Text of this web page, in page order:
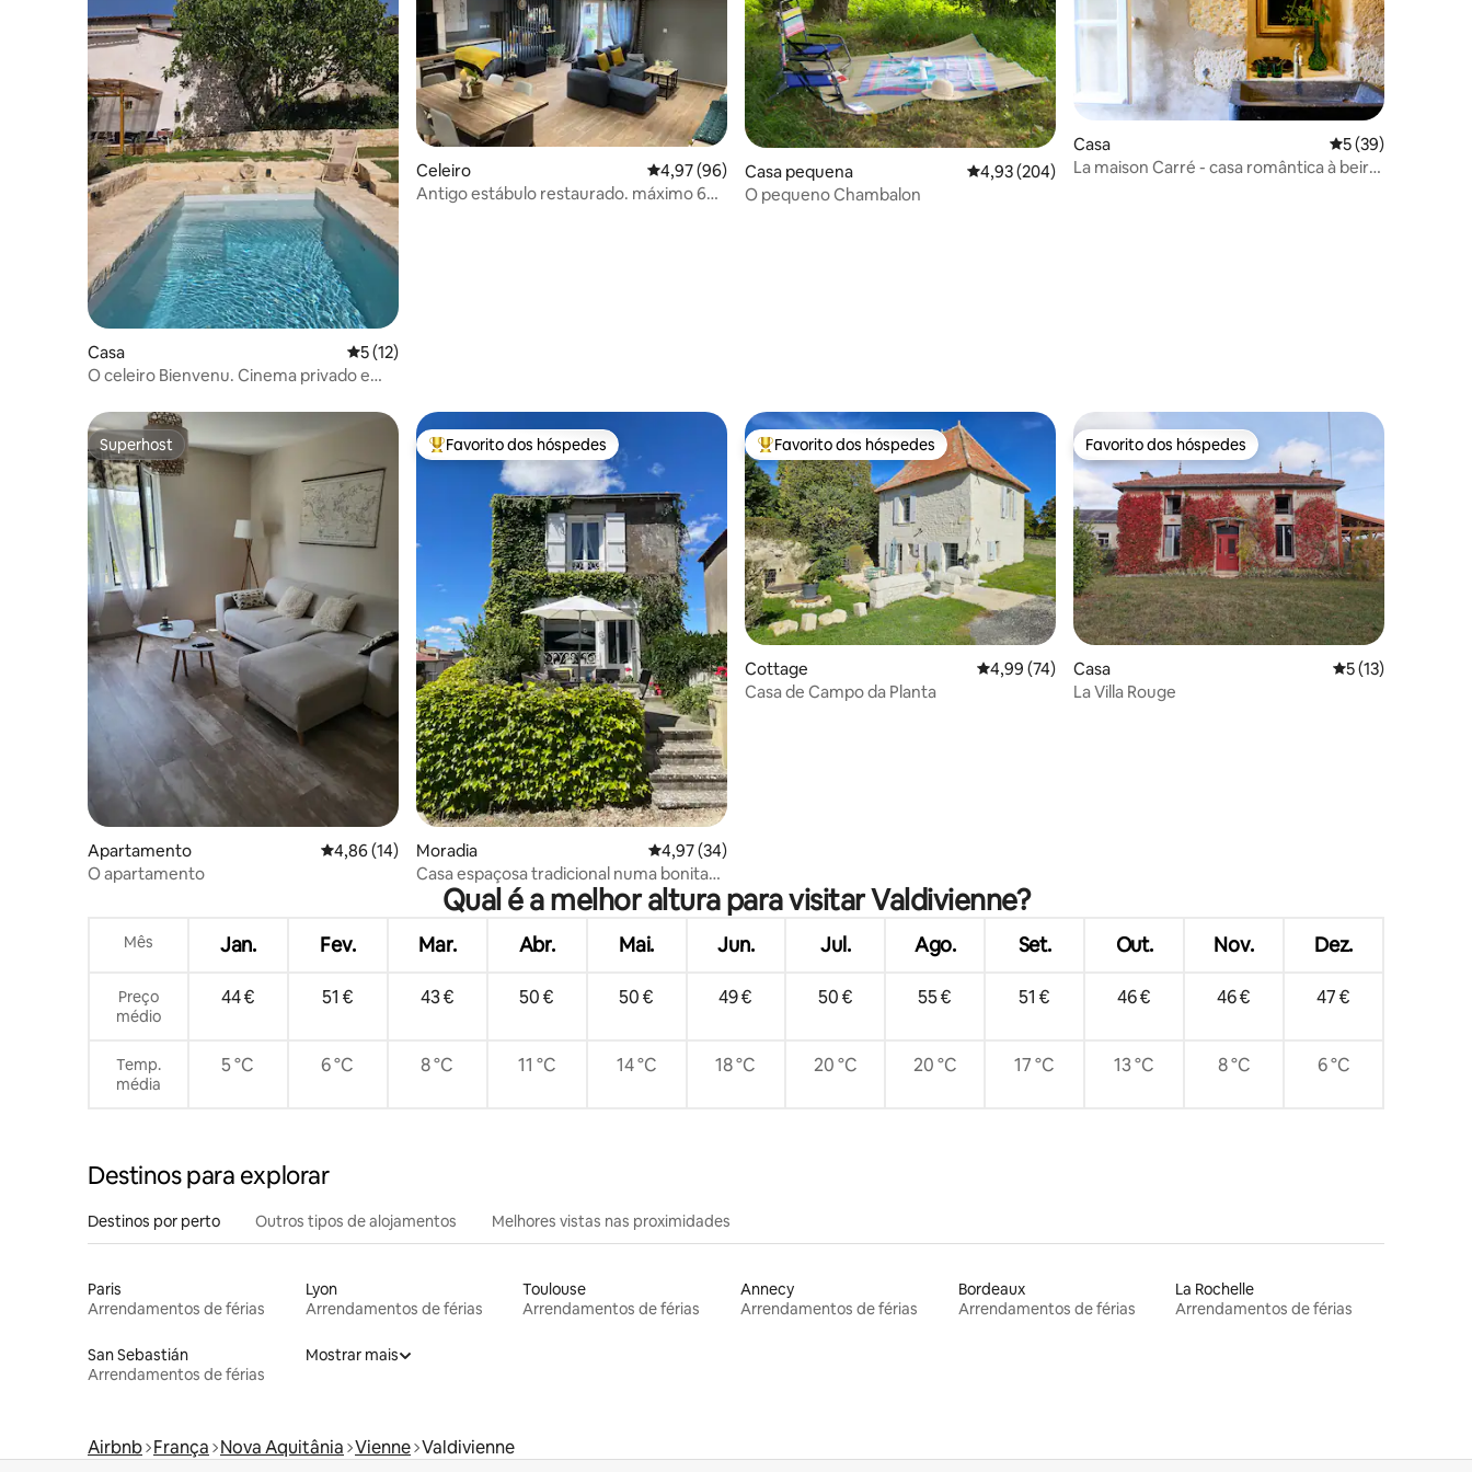
Casa Classificação média de 5 em 5 estrelas, 12avaliações
5 (12)
O celeiro Bienvenu. Cinema privado e
Celeiro Classificação média de 4,97 em 5 estrelas, 96avaliações
4,97 (96)
Antigo estábulo restaurado. máximo 6
Casa pequena Classificação média de 4,93 em 5 estrelas, 204avaliações
4,93 (204)
O pequeno Chambalon
Casa Classificação
5 (39)
La maison Carré - casa romântica à beira
Superhost
Superhost
Apartamento Classificação média de 4,86 em 5 estrelas, 14avaliações
4,86 (14)
O apartamento
Favoritos dos hóspedes mais apreciados
Favorito dos hóspedes
Moradia Classificação média de 4,97 em 5 estrelas, 34avaliações
4,97 (34)
Casa espaçosa tradicional numa bonita
aldeia
Favoritos dos hóspedes mais apreciados
Favorito dos hóspedes
Cottage Classificação média de 4,99 em 5 estrelas, 74avaliações
4,99 (74)
Casa de Campo da Planta
Favorito dos hóspedes
Favorito dos hóspedes
Casa Classificação
5 (13)
La Villa Rouge
Qual é a melhor altura para visitar Valdivienne?
Mês Jan. Fev. Mar. Abr. Mai. Jun. Jul. Ago. Set. Out. Nov. Dez.
Preço
médio
44 € 51 € 43 € 50 € 50 € 49 € 50 € 55 € 51 € 46 € 46 € 47 €
Temp.
média
5 °C 6 °C 8 °C 11 °C 14 °C 18 °C 20 °C 20 °C 17 °C 13 °C 8 °C 6 °C
Destinos para explorar
Destinos por perto Outros tipos de alojamentos Melhores vistas nas proximidades
Paris
Arrendamentos de férias
Lyon
Arrendamentos de férias
Toulouse
Arrendamentos de férias
Annecy
Arrendamentos de férias
Bordeaux
Arrendamentos de férias
La Rochelle
Arrendamentos de férias
San Sebastián
Arrendamentos de férias
Mostrar mais
Airbnb França Nova Aquitânia Vienne Valdivienne